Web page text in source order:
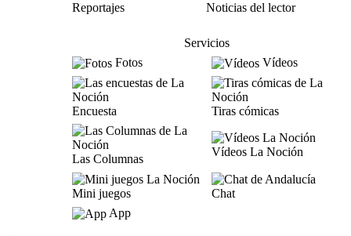
Reportajes
Noticias del lector
Servicios
Fotos
Vídeos
Encuesta Tiras cómicas
Las Columnas
Vídeos La Noción
Mini juegos
Chat
App